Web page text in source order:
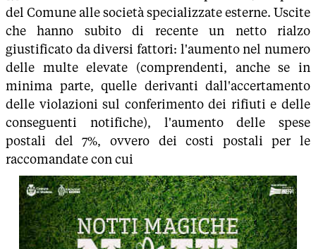
del Comune alle società specializzate esterne. Uscite
che hanno subito di recente un netto rialzo
giustificato da diversi fattori: l'aumento nel numero
delle multe elevate (comprendenti, anche se in
minima parte, quelle derivanti dall'accertamento
delle violazioni sul conferimento dei rifiuti e delle
conseguenti notifiche), l'aumento delle spese
postali del 7%, ovvero dei costi postali per le
raccomandate con cui